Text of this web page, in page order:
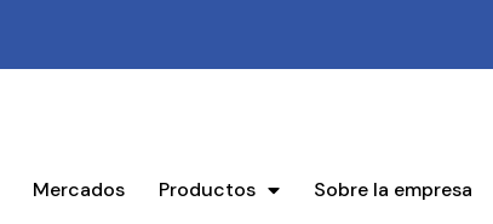
Mercados Productos Sobre la empresa